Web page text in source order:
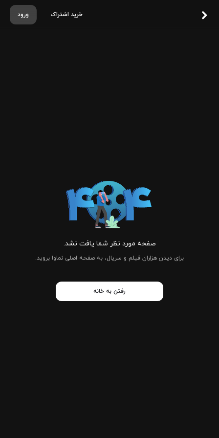
ورود خرید اشتراک
صفحه مورد نظر شما یافت نشد.
برای دیدن هزاران فیلم و سریال، به صفحه اصلی نماوا بروید.
رفتن به خانه